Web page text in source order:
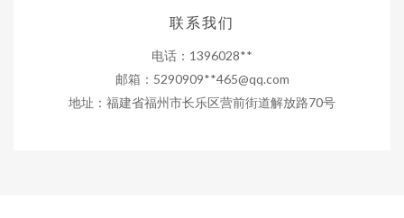
联系我们
电话：1396028**
邮箱：5290909**465@qq.com
地址：福建省福州市长乐区营前街道解放路70号